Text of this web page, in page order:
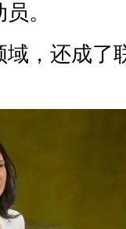
。
，还成了